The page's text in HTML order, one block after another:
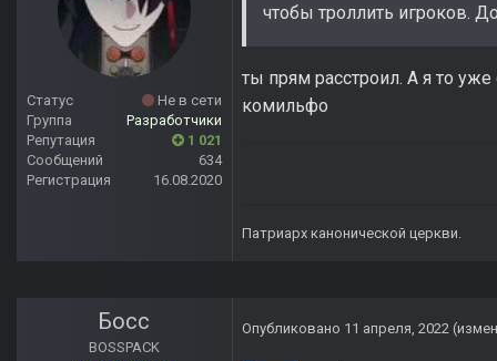
Статус
Не в сети
Группа
Разработчики
Репутация
1 021
Сообщений
634
Регистрация
16.08.2020
чтобы троллить игроков.
ты прям расстроил. А я то
комильфо
Патриарх канонической церкви.
Босс
BOSSPACK
Опубликовано 11 апреля, 2022